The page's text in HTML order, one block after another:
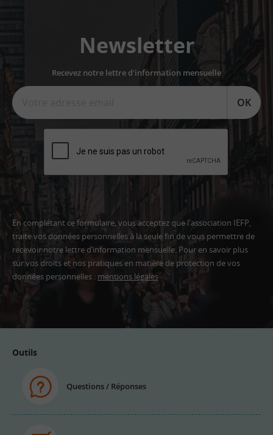
Newsletter
Recevez notre lettre d'information mensuelle
OK
En complétant ce formulaire, vous acceptez que l'association IEFP,
traite vos données personnelles à la seule fin de vous permettre de
recevoir notre lettre d’information mensuelle. Pour en savoir plus
sur vos droits et nos pratiques en matière de protection de vos
données personnelles : mentions légales
Outils
Questions / Réponses